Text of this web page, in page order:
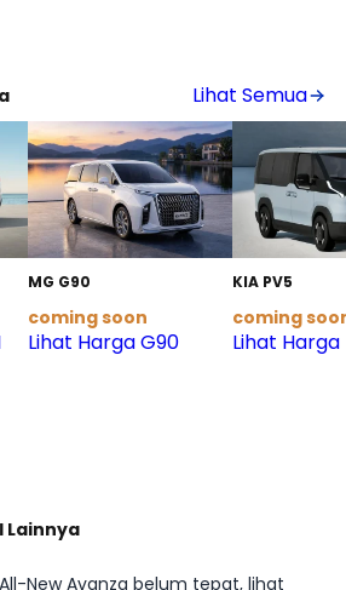
Lihat Semua
MG G90
coming soon
Lihat Harga G90
KIA PV5
coming
Lihat Harga
Lainnya
New Avanza belum tepat, lihat